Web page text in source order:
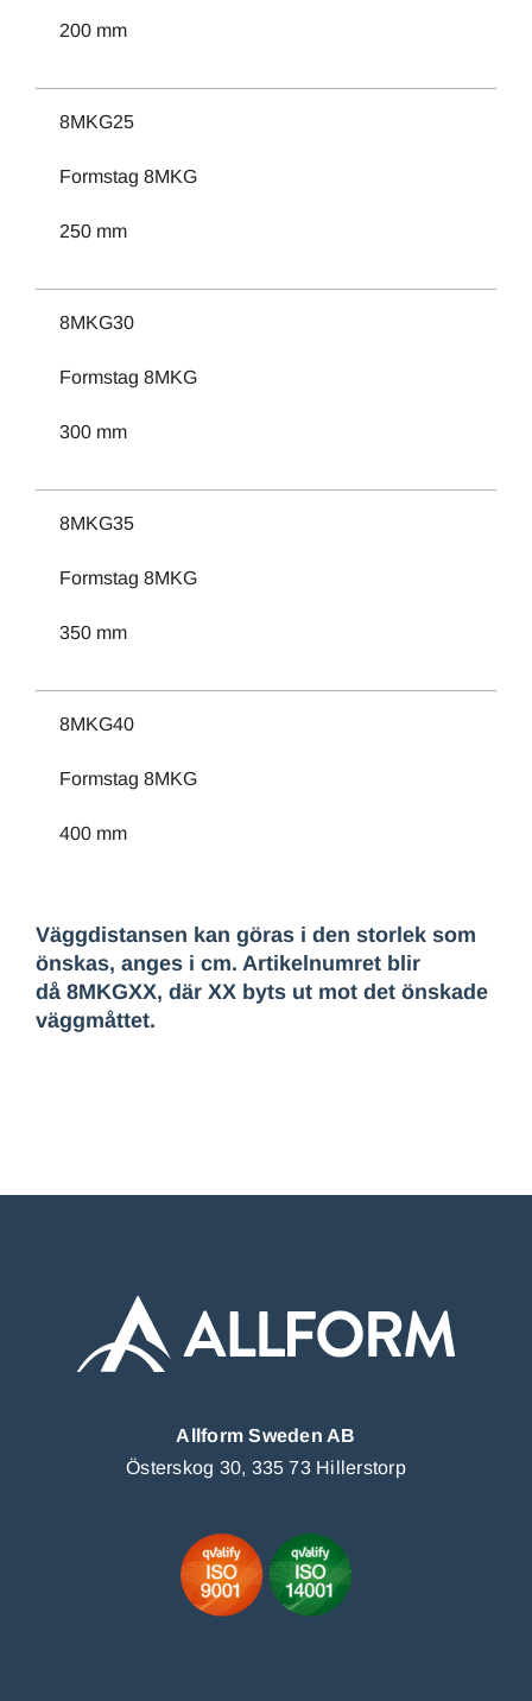
200 mm
8MKG25
Formstag 8MKG
250 mm
8MKG30
Formstag 8MKG
300 mm
8MKG35
Formstag 8MKG
350 mm
8MKG40
Formstag 8MKG
400 mm
Väggdistansen kan göras i den storlek som
önskas, anges i cm. Artikelnumret blir
då 8MKGXX, där XX byts ut mot det önskade
väggmåttet.
Allform Sweden AB
Österskog 30, 335 73 Hillerstorp